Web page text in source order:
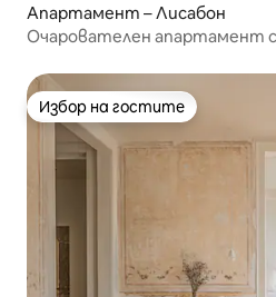
Апартамент – Лисабон
Очарователен апартамент
Избор на гостите
Избор на гостите